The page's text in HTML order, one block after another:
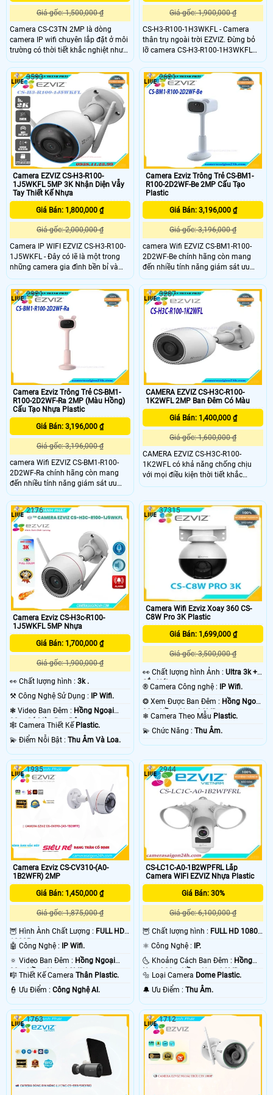
Giá gốc: 1,500,000 ₫
Camera CS-C3TN 2MP là dòng
camera IP wifi chuyên lắp đặt ở môi
trường có thời tiết khắc nghiệt như
mưa bão, nắng to, gió bụi,. . .
Camera được thiết kế vỏ kim loại
chắc chắn màu trắng sang trọng,
hiện đại, có thể tùy chỉnh góc quan
sát bằng tay
Giá gốc: 1,900,000 ₫
CS-H3-R100-1H3WKFL - Camera
thân trụ ngoài trời EZVIZ. Đừng bỏ
lỡ camera CS-H3-R100-1H3WKFL
2K nếu bạn đang cần một sản
phẩm an ninh với những tính năng
thông minh thiết yếu để bảo vệ ngôi
nhà bạn. Sản phẩm phù hợp cho
văn phòng, siêu thị, cửa hàng , văn
Camera EZVIZ CS-H3-R100-
1J5WKFL 5MP 3K Nhận Diện Vẫy
Tay Thiết Kế Nhựa
Giá Bán: 1,800,000 ₫
Giá gốc: 2,000,000 ₫
Camera IP WIFI EZVIZ CS-H3-R100-
1J5WKFL - Đây có lẽ là một trong
những camera gia đình bền bỉ và
giàu tính năng nhất hiện nay, được
thiết kế để bảo vệ ngôi nhà của bạn
24/7.
3593
Camera Ezviz Trông Trẻ CS-BM1-
R100-2D2WF-Be 2MP Cấu Tạo
Plastic
Giá Bán: 3,196,000 ₫
Giá gốc: 3,196,000 ₫
camera Wifi EZVIZ CS-BM1-R100-
2D2WF-Be chính hãng còn mang
đến nhiều tính năng giám sát ưu
việt như đàm thoại 2 chiều, phát
hiện tiếng khóc, phát hiện chuyển
động, ghi hình sắc nét,…. giúp phụ
huynh có thể dễ dàng dõi theo con
2621
Camera Ezviz Trông Trẻ CS-BM1-
R100-2D2WF-Ra 2MP (Màu Hồng)
Cấu Tạo Nhựa Plastic
Giá Bán: 3,196,000 ₫
Giá gốc: 3,196,000 ₫
camera Wifi EZVIZ CS-BM1-R100-
2D2WF-Ra chính hãng còn mang
đến nhiều tính năng giám sát ưu
việt như đàm thoại 2 chiều, phát
hiện tiếng khóc, phát hiện chuyển
động, ghi hình sắc nét,…. giúp phụ
huynh có thể dễ dàng dõi theo con
nhỏ trong mỗi khoảnh khắc.
2921
CAMERA EZVIZ CS-H3C-R100-
1K2WFL 2MP Ban Đêm Có Màu
Giá Bán: 1,400,000 ₫
Giá gốc: 1,600,000 ₫
CAMERA EZVIZ CS-H3C-R100-
1K2WFL có khả năng chống chịu
với mọi điều kiện thời tiết khắc
nghiệt nhất. Cùng với đó CAMERA
trang bị anten kép, mang lại hiệu
suất làm việc luôn đảm bảo kết nối
camera mạnh, ổn định.
3287
Camera Ezviz CS-H3c-R100-
1J5WKFL 5MP Nhựa
Giá Bán: 1,700,000 ₫
Giá gốc: 1,900,000 ₫
️👀 Chất lượng hình : 3k .
⚒ Công Nghệ Sử Dụng : IP Wifi.
❃ Video Ban Đêm : Hồng Ngoại
30m Có Màu Ban Ðêm.
🕸️ Camera Thiết Kế Plastic.
️💫 Điểm Nỗi Bật : Thu Âm Và Loa.
2176
Camera Wifi Ezviz Xoay 360 CS-
C8W Pro 3K Plastic
Giá Bán: 1,699,000 ₫
Giá gốc: 3,500,000 ₫
️👀 Chất lượng hình Ảnh :Ultra 3k +
Sắc Nét .
®️ Camera Công nghệ : IP Wifi.
❂ Xem Được Ban Đêm : Hồng Ngoại
30m Hồng Ngoại SMD.
❄ Camera Theo Mẫu Plastic.
️💫 Chức Năng :Thu Âm.
37315
Camera Ezviz CS-CV310-(A0-
1B2WFR) 2MP
Giá Bán: 1,450,000 ₫
Giá gốc: 1,875,000 ₫
🦉 Hình Ành Chất Lượng : FULL HD
1080P .
🤖️ Công Nghệ :
IP Wifi.
🔅 Video Ban Đêm : Hồng Ngoại
30m Hồng Ngoại SMD.
🎼️ Thiết Kế Camera Thân Plastic.
️👮 Ưu Điểm : Công Nghệ AI.
1935
CS-LC1C-A0-1B2WPFRL Lắp
Camera WIFI EZVIZ Nhựa Plastic
Giá Bán: 30%
Giá gốc: 6,100,000 ₫
🦉 Chất lượng hình : FULL HD 1080P
⚛️ Công Nghệ :
IP.
🌜 Khoảng Cách Ban Đêm : Hồng
Ngoại 20m Hồng Ngoại SMD.
🔩 Loại Camera Dome Plastic.
️🔔 Ưu Điểm :Thu Âm.
2944
1763 1712